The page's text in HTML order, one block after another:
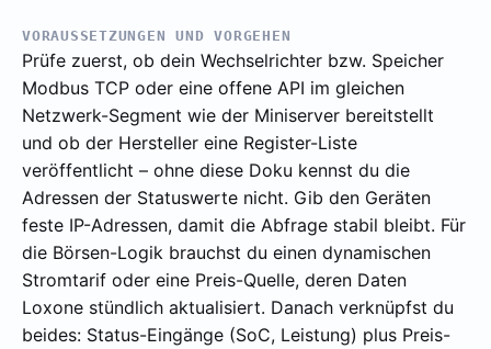
VORAUSSETZUNGEN UND VORGEHEN
Prüfe zuerst, ob dein Wechselrichter bzw. Speicher
Modbus TCP oder eine offene API im gleichen
Netzwerk-Segment wie der Miniserver bereitstellt
und ob der Hersteller eine Register-Liste
veröffentlicht – ohne diese Doku kennst du die
Adressen der Statuswerte nicht. Gib den Geräten
feste IP-Adressen, damit die Abfrage stabil bleibt. Für
die Börsen-Logik brauchst du einen dynamischen
Stromtarif oder eine Preis-Quelle, deren Daten
Loxone stündlich aktualisiert. Danach verknüpfst du
beides: Status-Eingänge (SoC, Leistung) plus Preis-